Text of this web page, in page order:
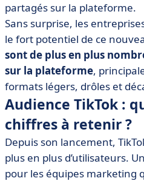
partagés sur la plateforme.
Sans surprise, les
le fort potentiel de ce
sont de plus en plus
sur la plateforme,
formats légers, drôles et
Audience TikTok :
chiffres à retenir ?
Depuis son lancement,
plus en plus d’utilisateurs.
pour les équipes marketing